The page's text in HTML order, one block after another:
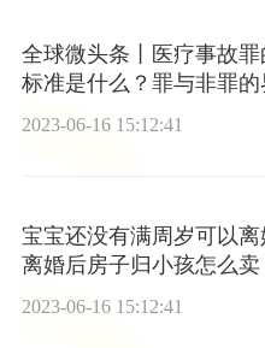
全球微头条丨医疗事故罪
标准是什么？罪与非罪的
2023-06-16 15:12:41
宝宝还没有满周岁可以离
离婚后房子归小孩怎么卖
观察
2023-06-16 15:12:41